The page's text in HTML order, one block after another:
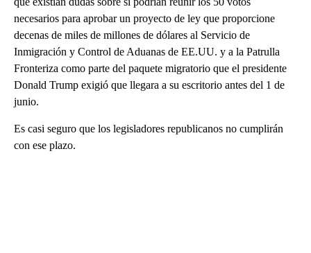
necesarios para aprobar un proyecto de ley que proporcione
decenas de miles de millones de dólares al Servicio de
Inmigración y Control de Aduanas de EE.UU. y a la Patrulla
Fronteriza como parte del paquete migratorio que el presidente
Donald Trump exigió que llegara a su escritorio antes del 1 de
junio.
Es casi seguro que los legisladores republicanos no cumplirán
con ese plazo.